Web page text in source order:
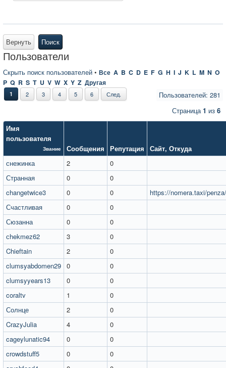
Вернуть Поиск
Пользователи
Скрыть поиск пользователей • Все A B C D E F G H I J K L M N O
P Q R S T U V W X Y Z Другая
Пользователей: 281
1 2 3 4 5 6 След.
Страница1 из 6
Имя
пользователя
Звание Сообщения Репутация Сайт, Откуда
снежинка
2
0
Странная
0
0
changetwice3
0 0
https://nomera.taxi/penza/
Счастливая
0
0
Сюзанна
0
0
сhekmez62
3
0
Chieftain
2
0
clumsyabdomen29 0
0
clumsyyears13
0
0
coraltv
1
0
Солнце
2
0
CrazyJulia
4
0
cageylunatic94
0
0
crowdstuff5
0
0